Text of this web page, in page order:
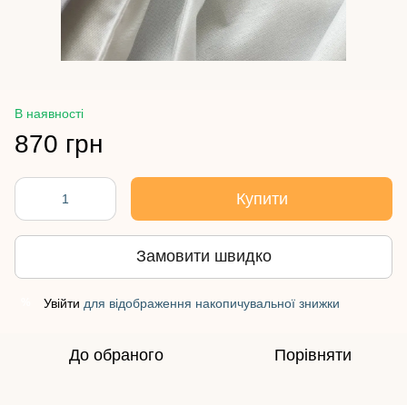
В наявності
870 грн
Купити
Замовити швидко
Увійти для відображення накопичувальної знижки
До обраного Порівняти